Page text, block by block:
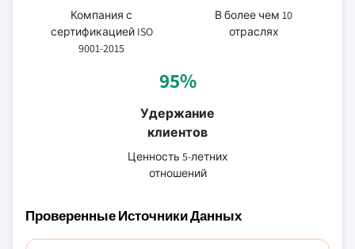
Компания с
сертификацией ISO
9001-2015
В более чем 10
отраслях
95%
Удержание
клиентов
Ценность 5-летних
отношений
Проверенные Источники Данных